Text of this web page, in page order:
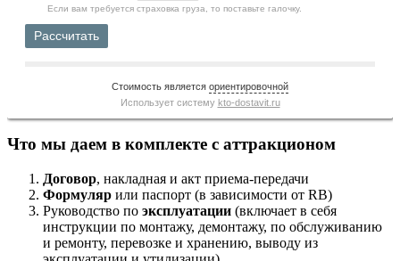
Если вам требуется страховка груза, то поставьте галочку.
Рассчитать
Стоимость является ориентировочной
Использует систему kto-dostavit.ru
Что мы даем в комплекте с аттракционом
Договор, накладная и акт приема-передачи
Формуляр или паспорт (в зависимости от RB)
Руководство по эксплуатации (включает в себя
инструкции по монтажу, демонтажу, по обслуживанию
и ремонту, перевозке и хранению, выводу из